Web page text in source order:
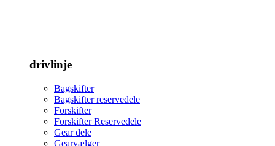
drivlinje
Bagskifter
Bagskifter reservedele
Forskifter
Forskifter Reservedele
Gear dele
Gearvælger